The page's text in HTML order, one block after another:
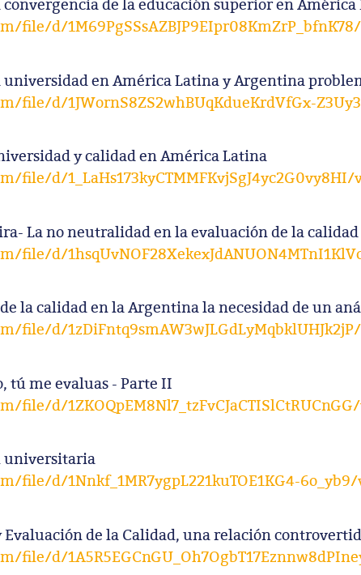
de la educación superior en
file/d/
en América Latina y Argentina
file/d/1JWornS8ZS2whBUqKdueKrdVfGx-
y calidad en América Latina
file/d/
La no neutralidad en la evaluación de la
file/d/
la calidad en la Argentina la necesidad de un
file/d/
tú me evaluas - Parte II
file/d/
universitaria
file/d/1Nnkf_1MR7ygpL221kuTOE1KG4-
de la Calidad, una relación
file/d/